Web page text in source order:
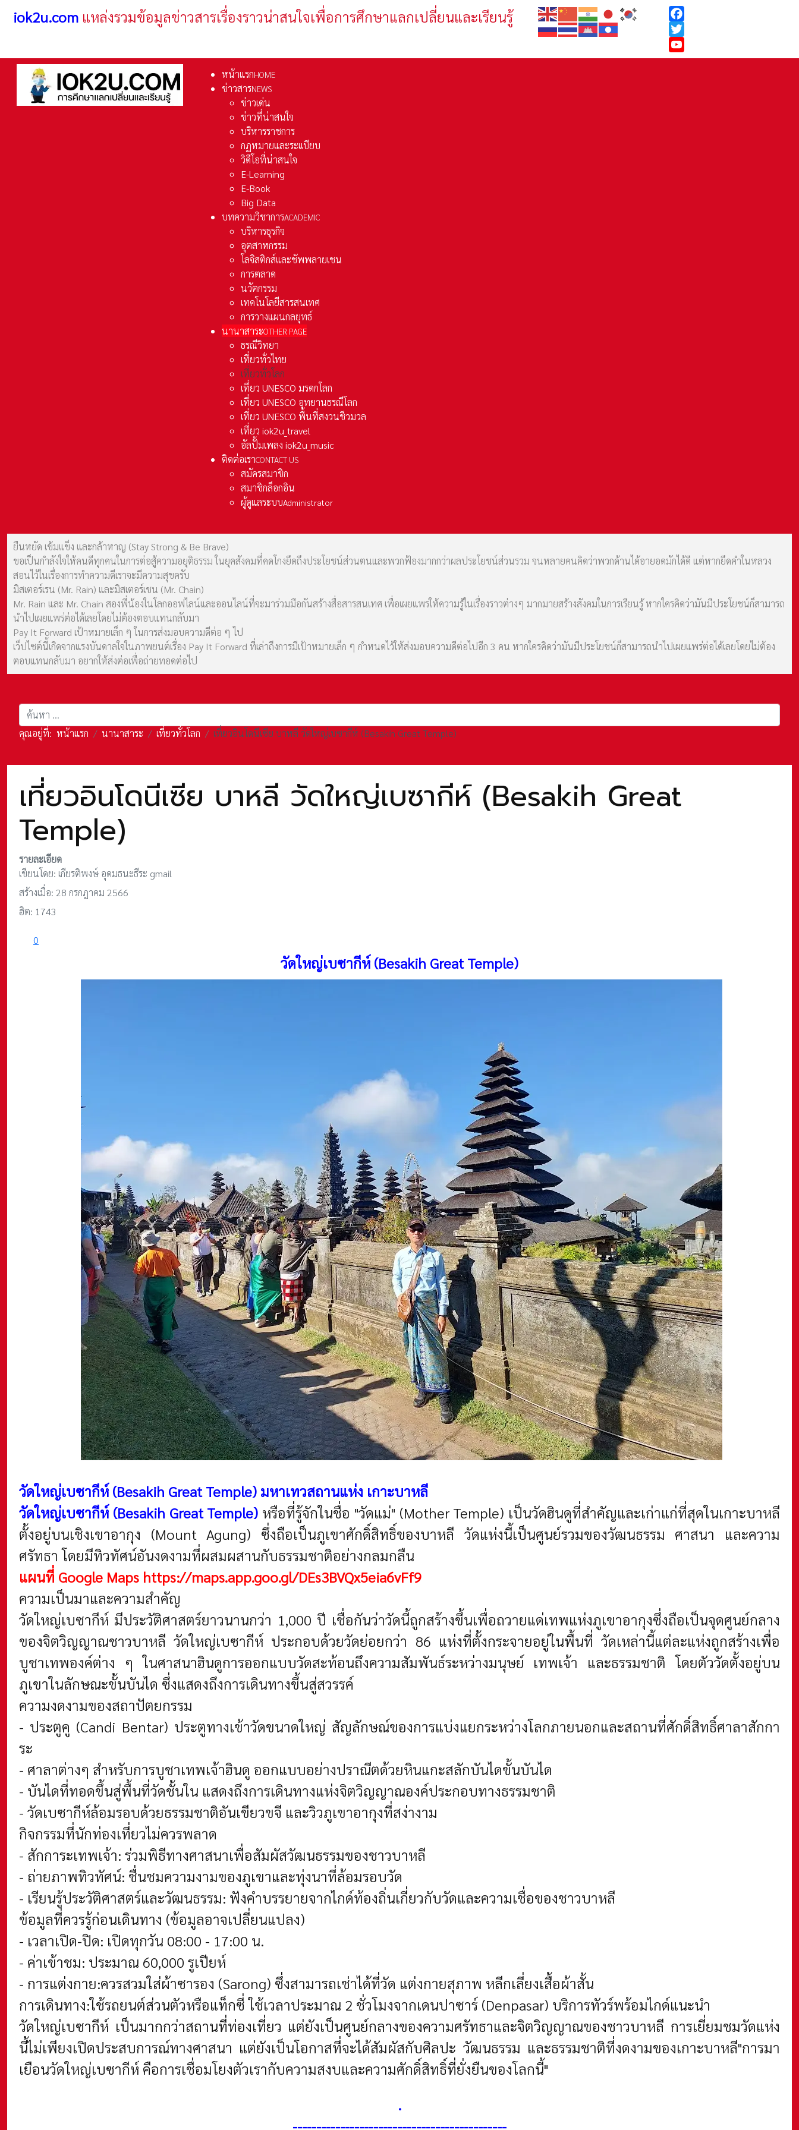
iok2u.com แหล่งรวมข้อมูลข่าวสารเรื่องราวน่าสนใจเพื่อการศึกษาแลกเปลี่ยนและเรียนรู้
Facebook
Twitter
YouTube
หน้าแรกHOME
ข่าวสารNEWS
ข่าวเด่น
ข่าวที่น่าสนใจ
บริหารราชการ
กฏหมายและระเเบียบ
วิดีโอที่น่าสนใจ
E-Learning
E-Book
Big Data
บทความวิชาการACADEMIC
บริหารธุรกิจ
อุตสาหกรรม
โลจิสติกส์และชัพพลายเชน
การตลาด
นวัตกรรม
เทคโนโลยีสารสนเทศ
การวางแผนกลยุทธ์
นานาสาระOTHER PAGE
ธรณีวิทยา
เที่ยวทั่วไทย
เที่ยวทั่วโลก
เที่ยว UNESCO มรดกโลก
เที่ยว UNESCO อุทยานธรณีโลก
เที่ยว UNESCO พื้นที่สงวนชีวมวล
เที่ยว iok2u_travel
อัลปั้มเพลง iok2u_music
ติดต่อเราCONTACT US
สมัครสมาชิก
สมาชิกล็อกอิน
ผู้ดูแลระบบAdministrator
ยืนหยัด เข้มแข็ง และกล้าหาญ (Stay Strong & Be Brave)
ขอเป็นกำลังใจให้คนดีทุกคนในการต่อสู้ความอยุติธรรม ในยุคสังคมที่คดโกงยึดถึงประโยชน์ส่วนตนและพวกฟ้องมากกว่าผลประโยชน์ส่วนรวม จนหลายคนคิดว่าพวกด้านได้อายอดมักได้ดี แต่หากยึดคำในหลวง
สอนไว้ในเรื่องการทำความดีเราจะมีความสุขครับ
มิสเตอร์เรน (Mr. Rain) และมิสเตอร์เชน (Mr. Chain)
Mr. Rain และ Mr. Chain สองพี่น้องในโลกออฟไลน์และออนไลน์ที่จะมาร่วมมือกันสร้างสื่อสารสนเทศ เพื่อเผยแพร่ให้ความรู้ในเรื่องราวต่างๆ มากมายสร้างสังคมในการเรียนรู้ หากใครคิดว่ามันมีประโยชน์ก็สามารถ
นำไปเผยแพร่ต่อได้เลยโดยไม่ต้องตอบแทนกลับมา
Pay It Forward เป้าหมายเล็ก ๆ ในการส่งมอบความดีต่อ ๆ ไป
เว็ปไซต์นี้เกิดจากแรงบันดาลใจในภาพยนต์เรื่อง Pay It Forward ที่เล่าถึงการมีเป้าหมายเล็ก ๆ กำหนดไว้ให้ส่งมอบความดีต่อไปอีก 3 คน หากใครคิดว่ามันมีประโยชน์ก็สามารถนำไปเผยแพร่ต่อได้เลยโดยไม่ต้อง
ตอบแทนกลับมา อยากให้ส่งต่อเพื่อถ่ายทอดต่อไป
การค้นหา
คุณอยู่ที่: หน้าแรก นานาสาระ เที่ยวทั่วโลก เที่ยวอินโดนีเซีย บาหลี วัดใหญ่เบซากีห์ (Besakih Great Temple)
เที่ยวอินโดนีเซีย บาหลี วัดใหญ่เบซากีห์ (Besakih Great
Temple)
รายละเอียด
เขียนโดย: เกียรติพงษ์ อุดมธนะธีระ gmail
สร้างเมื่อ: 28 กรกฎาคม 2566
ฮิต: 1743
0
วัดใหญ่เบซากีห์ (Besakih Great Temple)
วัดใหญ่เบซากีห์ (Besakih Great Temple) มหาเทวสถานแห่ง เกาะบาหลี
วัดใหญ่เบซากีห์ (Besakih Great Temple) หรือที่รู้จักในชื่อ "วัดแม่" (Mother Temple) เป็นวัดฮินดูที่สำคัญและเก่าแก่ที่สุดในเกาะบาหลี
ตั้งอยู่บนเชิงเขาอากุง (Mount Agung) ซึ่งถือเป็นภูเขาศักดิ์สิทธิ์ของบาหลี วัดแห่งนี้เป็นศูนย์รวมของวัฒนธรรม ศาสนา และความ
ศรัทธา โดยมีทิวทัศน์อันงดงามที่ผสมผสานกับธรรมชาติอย่างกลมกลืน
แผนที่ Google Maps https://maps.app.goo.gl/DEs3BVQx5eia6vFf9
ความเป็นมาและความสำคัญ
วัดใหญ่เบซากีห์ มีประวัติศาสตร์ยาวนานกว่า 1,000 ปี เชื่อกันว่าวัดนี้ถูกสร้างขึ้นเพื่อถวายแด่เทพแห่งภูเขาอากุงซึ่งถือเป็นจุดศูนย์กลาง
ของจิตวิญญาณชาวบาหลี วัดใหญ่เบซากีห์ ประกอบด้วยวัดย่อยกว่า 86 แห่งที่ตั้งกระจายอยู่ในพื้นที่ วัดเหล่านี้แต่ละแห่งถูกสร้างเพื่อ
บูชาเทพองค์ต่าง ๆ ในศาสนาฮินดูการออกแบบวัดสะท้อนถึงความสัมพันธ์ระหว่างมนุษย์ เทพเจ้า และธรรมชาติ โดยตัววัดตั้งอยู่บน
ภูเขาในลักษณะขั้นบันได ซึ่งแสดงถึงการเดินทางขึ้นสู่สวรรค์
ความงดงามของสถาปัตยกรรม
- ประตูคู (Candi Bentar) ประตูทางเข้าวัดขนาดใหญ่ สัญลักษณ์ของการแบ่งแยกระหว่างโลกภายนอกและสถานที่ศักดิ์สิทธิ์ศาลาสักกา
ระ
- ศาลาต่างๆ สำหรับการบูชาเทพเจ้าฮินดู ออกแบบอย่างปราณีตด้วยหินแกะสลักบันไดขั้นบันได
- บันไดที่ทอดขึ้นสู่พื้นที่วัดชั้นใน แสดงถึงการเดินทางแห่งจิตวิญญาณองค์ประกอบทางธรรมชาติ
- วัดเบซากีห์ล้อมรอบด้วยธรรมชาติอันเขียวขจี และวิวภูเขาอากุงที่สง่างาม
กิจกรรมที่นักท่องเที่ยวไม่ควรพลาด
- สักการะเทพเจ้า: ร่วมพิธีทางศาสนาเพื่อสัมผัสวัฒนธรรมของชาวบาหลี
- ถ่ายภาพทิวทัศน์: ชื่นชมความงามของภูเขาและทุ่งนาที่ล้อมรอบวัด
- เรียนรู้ประวัติศาสตร์และวัฒนธรรม: ฟังคำบรรยายจากไกด์ท้องถิ่นเกี่ยวกับวัดและความเชื่อของชาวบาหลี
ข้อมูลที่ควรรู้ก่อนเดินทาง (ข้อมูลอาจเปลี่ยนแปลง)
- เวลาเปิด-ปิด: เปิดทุกวัน 08:00 - 17:00 น.
- ค่าเข้าชม: ประมาณ 60,000 รูเปียห์
- การแต่งกาย:ควรสวมใส่ผ้าซารอง (Sarong) ซึ่งสามารถเช่าได้ที่วัด แต่งกายสุภาพ หลีกเลี่ยงเสื้อผ้าสั้น
การเดินทาง:ใช้รถยนต์ส่วนตัวหรือแท็กซี่ ใช้เวลาประมาณ 2 ชั่วโมงจากเดนปาซาร์ (Denpasar) บริการทัวร์พร้อมไกด์แนะนำ
วัดใหญ่เบซากีห์ เป็นมากกว่าสถานที่ท่องเที่ยว แต่ยังเป็นศูนย์กลางของความศรัทธาและจิตวิญญาณของชาวบาหลี การเยี่ยมชมวัดแห่ง
นี้ไม่เพียงเปิดประสบการณ์ทางศาสนา แต่ยังเป็นโอกาสที่จะได้สัมผัสกับศิลปะ วัฒนธรรม และธรรมชาติที่งดงามของเกาะบาหลี"การมา
เยือนวัดใหญ่เบซากีห์ คือการเชื่อมโยงตัวเรากับความสงบและความศักดิ์สิทธิ์ที่ยั่งยืนของโลกนี้"
.
---------------------------------------------